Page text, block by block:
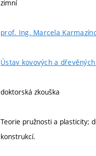
zimní
prof. Ing. Marcela
Ústav kovových a
doktorská zkouška
Teorie pružnosti a plasticity;
konstrukcí.